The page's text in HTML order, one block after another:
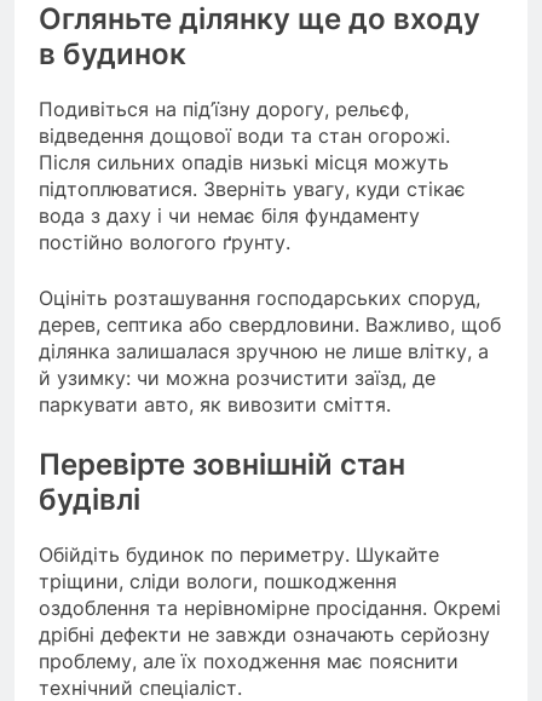
Огляньте ділянку ще до входу
в будинок
Подивіться на під’їзну дорогу, рельєф,
відведення дощової води та стан огорожі.
Після сильних опадів низькі місця можуть
підтоплюватися. Зверніть увагу, куди стікає
вода з даху і чи немає біля фундаменту
постійно вологого ґрунту.
Оцініть розташування господарських споруд,
дерев, септика або свердловини. Важливо, щоб
ділянка залишалася зручною не лише влітку, а
й узимку: чи можна розчистити заїзд, де
паркувати авто, як вивозити сміття.
Перевірте зовнішній стан
будівлі
Обійдіть будинок по периметру. Шукайте
тріщини, сліди вологи, пошкодження
оздоблення та нерівномірне просідання. Окремі
дрібні дефекти не завжди означають серйозну
проблему, але їх походження має пояснити
технічний спеціаліст.